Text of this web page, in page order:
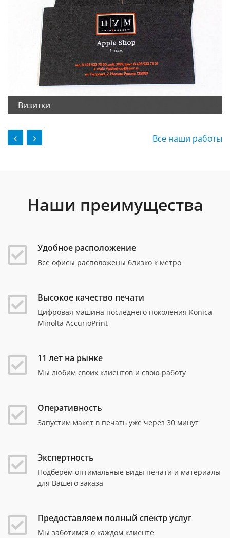
Визитки
‹ › Все наши работы
Наши преимущества
Удобное расположение
Все офисы расположены близко к метро
Высокое качество печати
Цифровая машина последнего поколения Konica
Minolta AccurioPrint
11 лет на рынке
Мы любим своих клиентов и свою работу
Оперативность
Запустим макет в печать уже через 30 минут
Экспертность
Подберем оптимальные виды печати и материалы
для Вашего заказа
Предоставляем полный спектр услуг
Мы заботимся о каждом клиенте